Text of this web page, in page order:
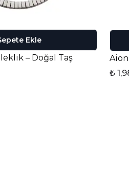
Ekle
– Doğal Taş
₺